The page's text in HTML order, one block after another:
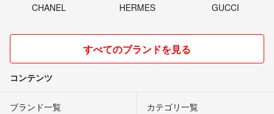
CHANEL HERMES GUCCI
すべてのブランドを見る
コンテンツ
ブランド一覧 カテゴリ一覧